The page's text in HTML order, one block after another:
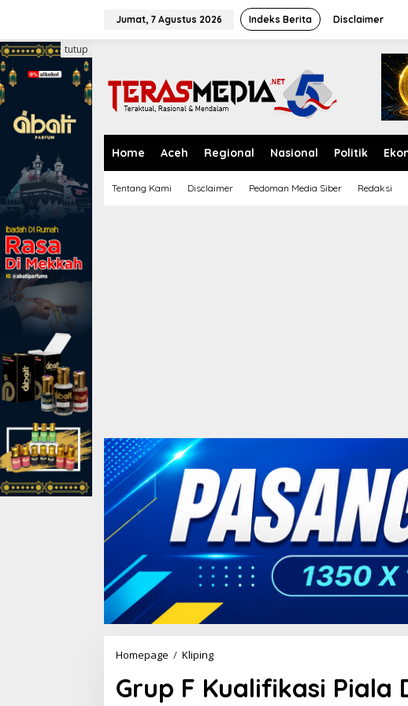
a
t
i
k
e
Jumat, 7 Agustus 2026 Indeks Berita Disclaimer
Home Aceh Regional Nasional Politik
Tentang Kami Disclaimer Pedoman Media Siber Redaksi
tutup
Homepage / Kliping
u
p
Grup F Kualifikasi Piala